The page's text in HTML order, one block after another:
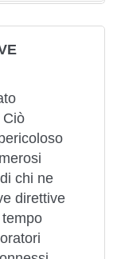
Ciò
chi ne
direttive